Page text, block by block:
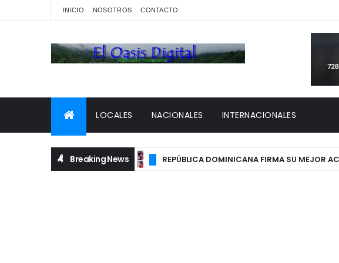
INICIO NOSOTROS CONTACTO
LOCALES NACIONALES INTERNACIONALES
Breaking News REPÚBLICA DOMINICANA FIRMA SU MEJOR